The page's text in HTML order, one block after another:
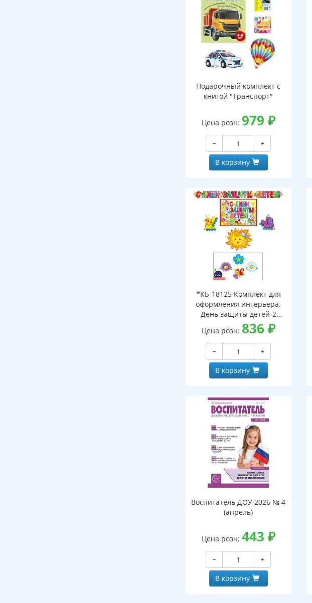
Подарочный комплект с
книгой "Транспорт"
Цена розн: 979 ₽
−
+
В корзину
*КБ-18125 Комплект для
оформления интерьера.
День защиты детей-2
(гирлянда 2,3 м с плакатом
А3, плакат А4, 2 фигуры по
1 шт. и 4 фигуры по 20 шт.)
Цена розн: 836 ₽
−
+
В корзину
Воспитатель ДОУ 2026 № 4
(апрель)
Цена розн: 443 ₽
−
+
В корзину